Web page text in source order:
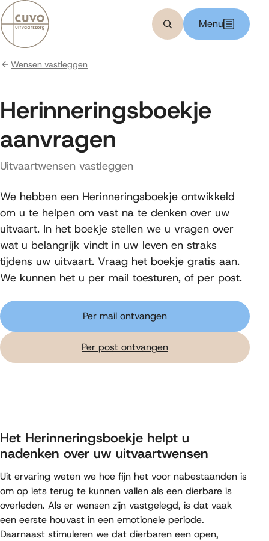
Zoeken
Menu
Bereken kosten
Wensen vastleggen
Herinneringsboekje
aanvragen
Uitvaartwensen vastleggen
We hebben een Herinneringsboekje ontwikkeld
om u te helpen om vast na te denken over uw
uitvaart. In het boekje stellen we u vragen over
wat u belangrijk vindt in uw leven en straks
tijdens uw uitvaart. Vraag het boekje gratis aan.
We kunnen het u per mail toesturen, of per post.
Per mail ontvangen
Per post ontvangen
Het Herinneringsboekje helpt u
nadenken over uw uitvaartwensen
Uit ervaring weten we hoe fijn het voor nabestaanden is
om op iets terug te kunnen vallen als een dierbare is
overleden. Als er wensen zijn vastgelegd, is dat vaak
een eerste houvast in een emotionele periode.
Daarnaast stimuleren we dat dierbaren een open,